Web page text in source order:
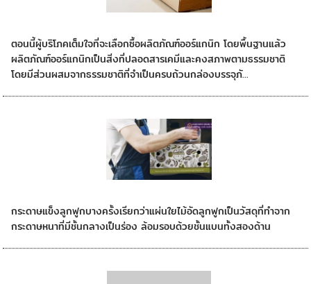
ตอนนี้ผู้บริโภคเต็มใจที่จะเลือกซื้อผลิตภัณฑ์ออร์แกนิก โดยพื้นฐานแล้ว
ผลิตภัณฑ์ออร์แกนิกเป็นสิ่งที่ปลอดสารเคมีและคงสภาพตามธรรมชาติ
โดยมีส่วนผสมจากธรรมชาติที่จำเป็นครบถ้วนกล่องบรรจุภั...
กระดาษแข็งลูกฟูกบางครั้งเรียกว่าแผ่นใยไม้อัดลูกฟูกเป็นวัสดุที่ทำจาก
กระดาษหนาที่มีชั้นกลางเป็นร่อง ล้อมรอบด้วยชั้นแบนทั้งสองด้าน